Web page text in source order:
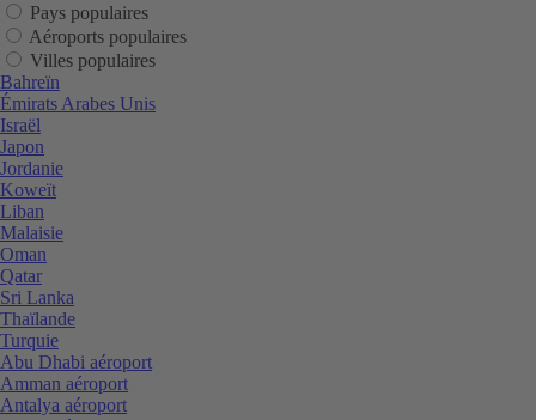
Pays populaires
Aéroports populaires
Villes populaires
Bahreïn
Émirats Arabes Unis
Israël
Japon
Jordanie
Koweït
Liban
Malaisie
Oman
Qatar
Sri Lanka
Thaïlande
Turquie
Abu Dhabi aéroport
Amman aéroport
Antalya aéroport